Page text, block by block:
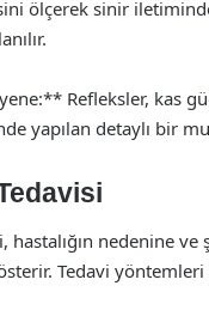
ölçerek sinir
Refleksler, kas
yapılan detaylı bir
nedenine ve
Tedavi yöntemleri